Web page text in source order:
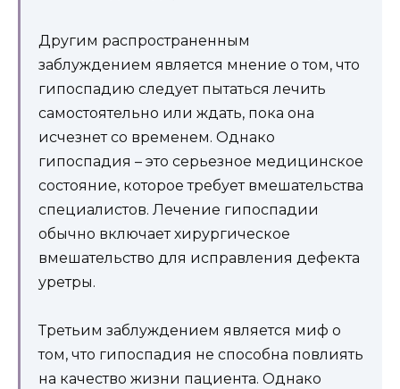
Другим распространенным
заблуждением является мнение о том, что
гипоспадию следует пытаться лечить
самостоятельно или ждать, пока она
исчезнет со временем. Однако
гипоспадия – это серьезное медицинское
состояние, которое требует вмешательства
специалистов. Лечение гипоспадии
обычно включает хирургическое
вмешательство для исправления дефекта
уретры.
Третьим заблуждением является миф о
том, что гипоспадия не способна повлиять
на качество жизни пациента. Однако